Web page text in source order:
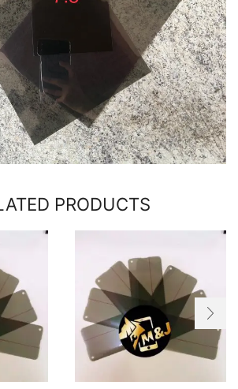
PRODUCTS